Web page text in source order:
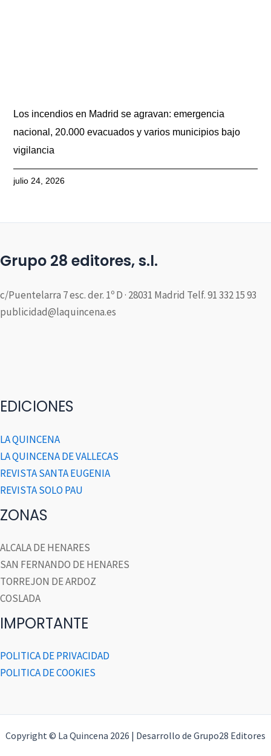
Los incendios en Madrid se agravan: emergencia
nacional, 20.000 evacuados y varios municipios bajo
vigilancia
julio 24, 2026
Grupo 28 editores, s.l.
c/Puentelarra 7 esc. der. 1º D · 28031 Madrid Telf. 91 332 15 93
publicidad@laquincena.es
EDICIONES
LA QUINCENA
LA QUINCENA DE VALLECAS
REVISTA SANTA EUGENIA
REVISTA SOLO PAU
ZONAS
ALCALA DE HENARES
SAN FERNANDO DE HENARES
TORREJON DE ARDOZ
COSLADA
IMPORTANTE
POLITICA DE PRIVACIDAD
POLITICA DE COOKIES
Copyright © La Quincena 2026 | Desarrollo de Grupo28 Editores